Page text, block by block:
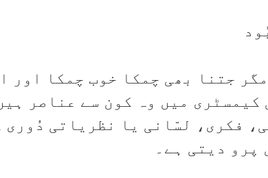
جتنا بھی چمکا خوب چمکا اور
میں وہ کون سے عناصر
فکری، لسّانی یا نظریاتی دُوری
پرو دیتی ہے۔